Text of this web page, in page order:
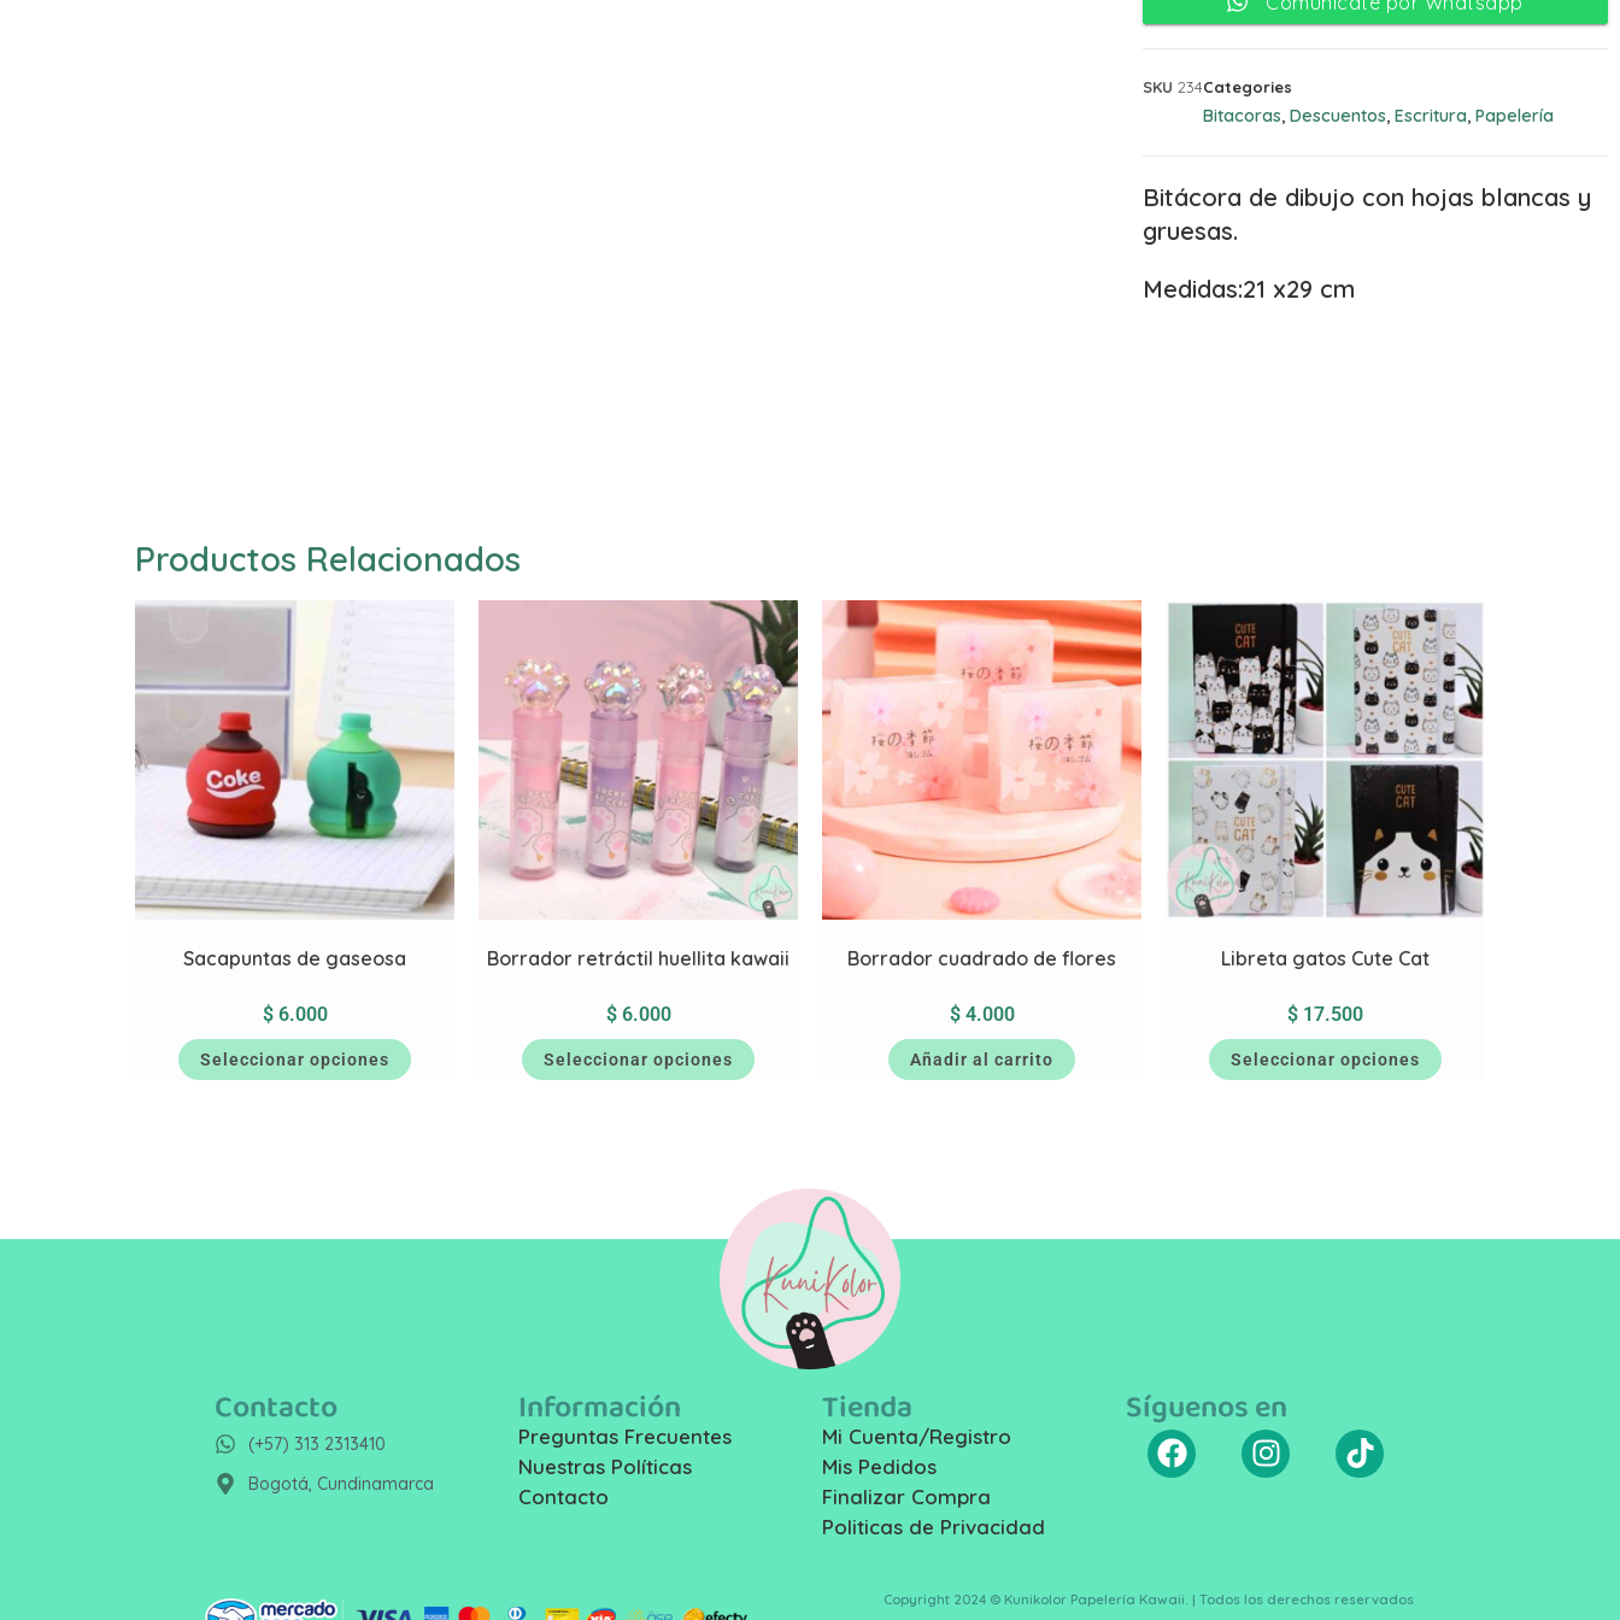
SKU 234Categories
Bitacoras Descuentos Escritura Papelería
Bitácora de dibujo con hojas blancas y
gruesas.
Medidas:21 x29 cm
Productos Relacionados
Sacapuntas de gaseosa
$6.000
Seleccionar opciones
Borrador retráctil huellita kawaii
$6.000
Seleccionar opciones
Borrador cuadrado de flores
$4.000
Añadir al carrito
Libreta gatos Cute Cat
$ 17.500
Seleccionar opciones
Contacto
(+57) 313 2313410
Bogotá, Cundinamarca
Información
Preguntas Frecuentes
Nuestras Políticas
Contacto
Tienda
Mi Cuenta/Registro
Mis Pedidos
Finalizar Compra
Politicas de Privacidad
Síguenos en
Copyright 2024 © Kunikolor Papelería Kawaii. | Todos los derechos reservados